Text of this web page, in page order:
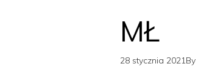
MŁ
28 stycznia 2021By